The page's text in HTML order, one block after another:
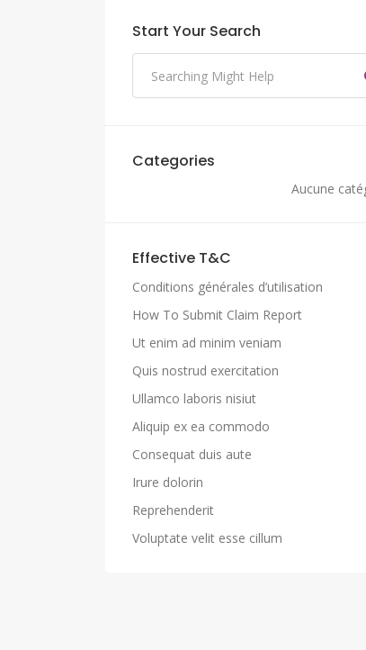
Start Your Search
Categories
Aucune
Effective T&C
Conditions générales d’utilisation
How To Submit Claim Report
Ut enim ad minim veniam
Quis nostrud exercitation
Ullamco laboris nisiut
Aliquip ex ea commodo
Consequat duis aute
Irure dolorin
Reprehenderit
Voluptate velit esse cillum